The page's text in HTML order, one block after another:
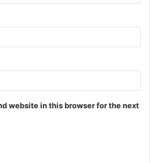
website in this browser for the next